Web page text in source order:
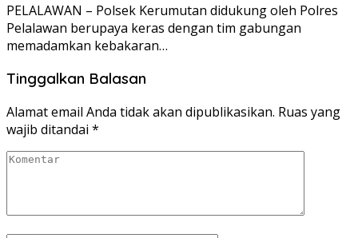
PELALAWAN – Polsek Kerumutan didukung oleh Polres
Pelalawan berupaya keras dengan tim gabungan
memadamkan kebakaran…
Tinggalkan Balasan
Alamat email Anda tidak akan dipublikasikan. Ruas yang
wajib ditandai *